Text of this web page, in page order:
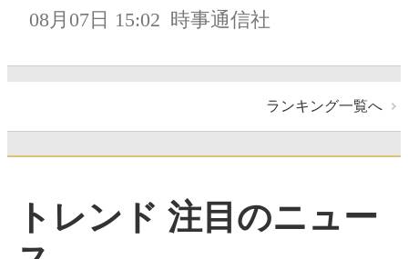
08月07日 15:02 時事通信社
ランキング一覧へ
トレンド 注目のニュー